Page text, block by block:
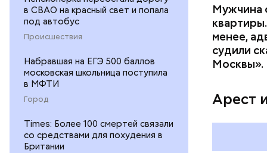
в СВАО на красный свет и попала
под автобус
Происшествия
Набравшая на ЕГЭ 500 баллов
московская школьница поступила
в МФТИ
Город
Times: Более 100 смертей связали
со средствами для похудения в
Британии
Мужчина
менее,
судили
Москвы».
Арест